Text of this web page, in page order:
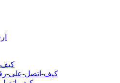
كيف-اتصل-على-